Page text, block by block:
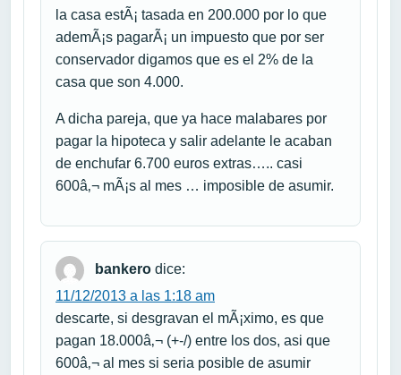
la casa estÃ¡ tasada en 200.000 por lo que
ademÃ¡s pagarÃ¡ un impuesto que por ser
conservador digamos que es el 2% de la
casa que son 4.000.
A dicha pareja, que ya hace malabares por
pagar la hipoteca y salir adelante le acaban
de enchufar 6.700 euros extras….. casi
600â‚¬ mÃ¡s al mes … imposible de asumir.
bankero dice:
11/12/2013 a las 1:18 am
descarte, si desgravan el mÃ¡ximo, es que
pagan 18.000â‚¬ (+-/) entre los dos, asi que
600â‚¬ al mes si seria posible de asumir